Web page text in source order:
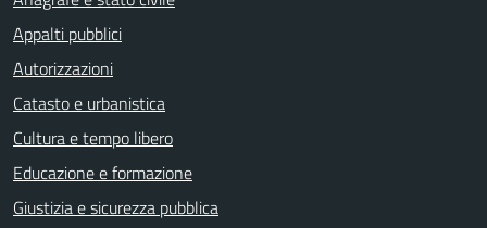
Appalti pubblici
Autorizzazioni
Catasto e urbanistica
Cultura e tempo libero
Educazione e formazione
Giustizia e sicurezza pubblica